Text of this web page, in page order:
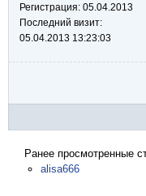
Регистрация: 05.04.2013
Последний визит:
05.04.2013 13:23:03
Ранее просмотренные
alisa666